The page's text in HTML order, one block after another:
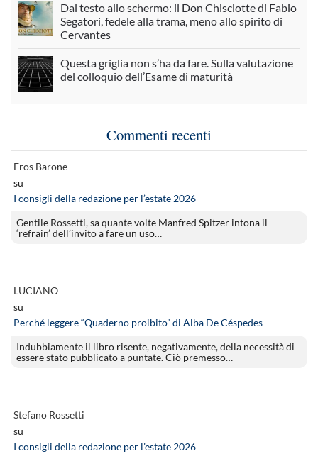
Dal testo allo schermo: il Don Chisciotte di Fabio
Segatori, fedele alla trama, meno allo spirito di
Cervantes
Questa griglia non s’ha da fare. Sulla valutazione
del colloquio dell’Esame di maturità
Commenti recenti
Eros Barone
su
I consigli della redazione per l’estate 2026
Gentile Rossetti, sa quante volte Manfred Spitzer intona il
‘refrain’ dell’invito a fare un uso…
LUCIANO
su
Perché leggere “Quaderno proibito” di Alba De Céspedes
Indubbiamente il libro risente, negativamente, della necessità di
essere stato pubblicato a puntate. Ciò premesso…
Stefano Rossetti
su
I consigli della redazione per l’estate 2026